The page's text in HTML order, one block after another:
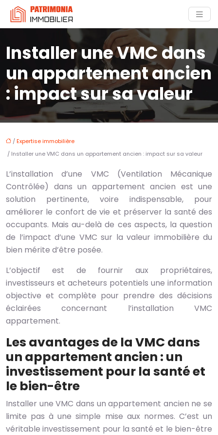
Installer une VMC dans
un appartement ancien
: impact sur sa valeur
/Expertise immobilière
/ Installer une VMC dans un appartement ancien : impact sur sa valeur
L’installation d’une VMC (Ventilation Mécanique
Contrôlée) dans un appartement ancien est une
solution pertinente, voire indispensable, pour
améliorer le confort de vie et préserver la santé des
occupants. Mais au-delà de ces aspects, la question
de l’impact d’une VMC sur la valeur immobilière du
bien mérite d’être posée.
L’objectif est de fournir aux propriétaires,
investisseurs et acheteurs potentiels une information
objective et complète pour prendre des décisions
éclairées concernant l’installation VMC
appartement.
Les avantages de la VMC dans
un appartement ancien : un
investissement pour la santé et
le bien-être
Installer une VMC dans un appartement ancien ne se
limite pas à une simple mise aux normes. C’est un
véritable investissement pour la santé et le bien-être